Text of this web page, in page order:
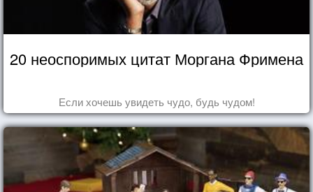
20 неоспоримых цитат Моргана Фримена
Если хочешь увидеть чудо, будь чудом!